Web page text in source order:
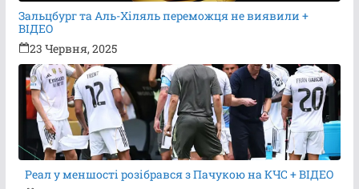
Зальцбург та Аль-Хіляль переможця не виявили +
ВІДЕО
23 Червня, 2025
Реал у меншості розібрався з Пачукою на КЧС + ВІДЕО